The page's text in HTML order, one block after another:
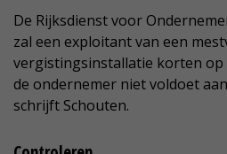
De Rijksdienst voor
zal een exploitant van een
vergistingsinstallatie korten op
de ondernemer niet voldoet
schrijft Schouten.